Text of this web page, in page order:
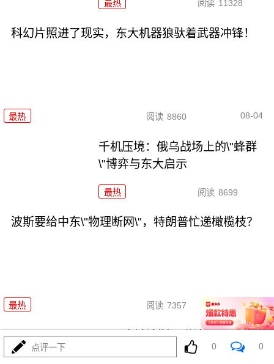
最热 阅读 11328
科幻片照进了现实，东大机器狼驮着武器冲锋！
最热 阅读 8860 08-04
千机压境：俄乌战场上的\"蜂群
\"博弈与东大启示
最热 阅读 8699
波斯要给中东\"物理断网\"，特朗普忙递橄榄枝？
最热 阅读 7357 08-04
F-35真被波斯导弹端了！美军这
点评一下 0 0